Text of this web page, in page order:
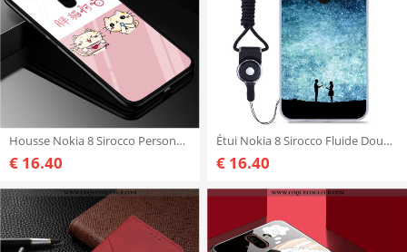
Housse Nokia 8 Sirocco Personnalité Coque Amoureux, Étui Nokia 8 Sirocco Créatif Protection Rose
€ 16.40
Étui Nokia 8 Sirocco Fluide Doux Tout Compris Peinture, Coque Nokia 8 Sirocco Bleu Haute
€ 16.40